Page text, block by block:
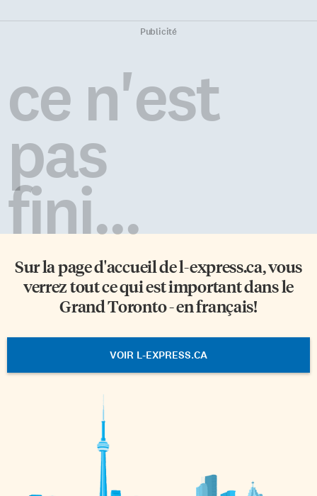
Publicité
ce n'est
pas
fini...
Sur la page d'accueil del-express.ca, vous
verrez tout ce qui est important dans le
Grand Toronto - en français!
VOIR L-EXPRESS.CA